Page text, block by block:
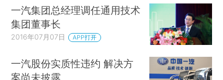
一汽集团总经理调任通用技术
集团董事长
2016年07月07日 APP打开
一汽股份实质性违约 解决方
案尚未披露